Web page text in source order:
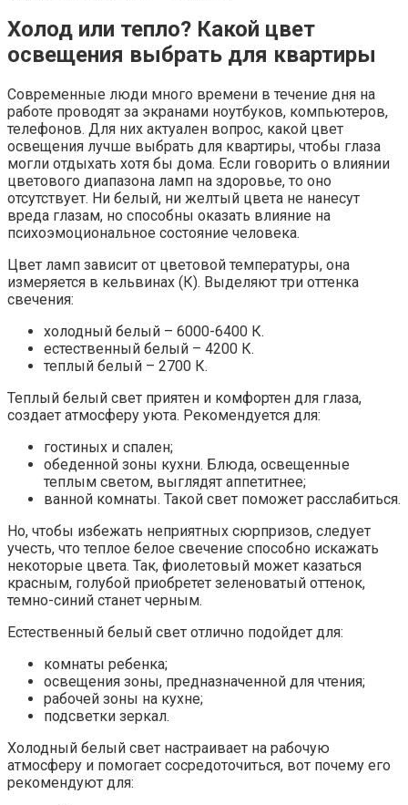
Холод или тепло? Какой цвет
освещения выбрать для квартиры
Современные люди много времени в течение дня на
работе проводят за экранами ноутбуков, компьютеров,
телефонов. Для них актуален вопрос, какой цвет
освещения лучше выбрать для квартиры, чтобы глаза
могли отдыхать хотя бы дома. Если говорить о влиянии
цветового диапазона ламп на здоровье, то оно
отсутствует. Ни белый, ни желтый цвета не нанесут
вреда глазам, но способны оказать влияние на
психоэмоциональное состояние человека.
Цвет ламп зависит от цветовой температуры, она
измеряется в кельвинах (К). Выделяют три оттенка
свечения:
холодный белый – 6000-6400 К.
естественный белый – 4200 К.
теплый белый – 2700 К.
Теплый белый свет приятен и комфортен для глаза,
создает атмосферу уюта. Рекомендуется для:
гостиных и спален;
обеденной зоны кухни. Блюда, освещенные
теплым светом, выглядят аппетитнее;
ванной комнаты. Такой свет поможет расслабиться.
Но, чтобы избежать неприятных сюрпризов, следует
учесть, что теплое белое свечение способно искажать
некоторые цвета. Так, фиолетовый может казаться
красным, голубой приобретет зеленоватый оттенок,
темно-синий станет черным.
Естественный белый свет отлично подойдет для:
комнаты ребенка;
освещения зоны, предназначенной для чтения;
рабочей зоны на кухне;
подсветки зеркал.
Холодный белый свет настраивает на рабочую
атмосферу и помогает сосредоточиться, вот почему его
рекомендуют для: